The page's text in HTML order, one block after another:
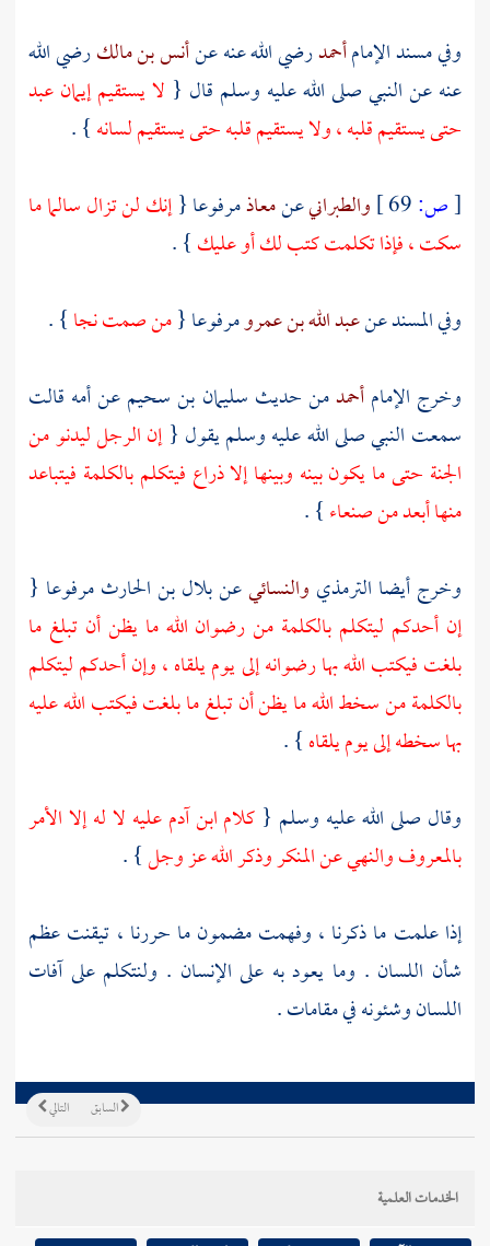
وفي مسند الإمامأحمدرضي الله عنه عنأنس بن مالكرضي الله
عنه عن النبي صلى الله عليه وسلم قال { لا يستقيم إيمان عبد
حتى يستقيم قلبه ، ولا يستقيم قلبه حتى يستقيم لسانه} .
[ص: والطبرانيعنمعاذمرفوعا {إنك لن تزال سالما ما
سكت ، فإذا تكلمت كتب لك أو عليك} .
وفي المسند عنعبد الله بن عمرومرفوعا {من صمت نجا} .
وخرج الإمامأحمدمن حديث سليمان بن سحيمعن أمه قالت
سمعت النبي صلى الله عليه وسلم يقول {إن الرجل ليدنو من
الجنة حتى ما يكون بينه وبينها إلا ذراع فيتكلم بالكلمة فيتباعد
منها أبعد منصنعاء} .
وخرج أيضا الترمذي والنسائيعنبلال بن الحارثمرفوعا {
إن أحدكم ليتكلم بالكلمة من رضوان الله ما يظن أن تبلغ ما
بلغت فيكتب الله بها رضوانه إلى يوم يلقاه ، وإن أحدكم ليتكلم
بالكلمة من سخط الله ما يظن أن تبلغ ما بلغت فيكتب الله عليه
بها سخطه إلى يوم يلقاه} .
وقال صلى الله عليه وسلم { كلام ابنآدمعليه لا له إلا الأمر
بالمعروف والنهي عن المنكر وذكر الله عز وجل} .
إذا علمت ما ذكرنا ، وفهمت مضمون ما حررنا ، تيقنت عظم
شأن اللسان . وما يعود به على الإنسان . ولنتكلم على آفات
اللسان وشئونه في مقامات .
التالي السابق
الخدمات العلمية